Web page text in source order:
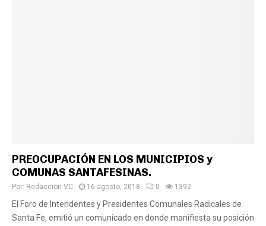
PREOCUPACIÓN EN LOS MUNICIPIOS y
COMUNAS SANTAFESINAS.
Por: Redaccion VC 16 agosto, 2018 0 1392
El Foro de Intendentes y Presidentes Comunales Radicales de
Santa Fe, emitió un comunicado en donde manifiesta su posición